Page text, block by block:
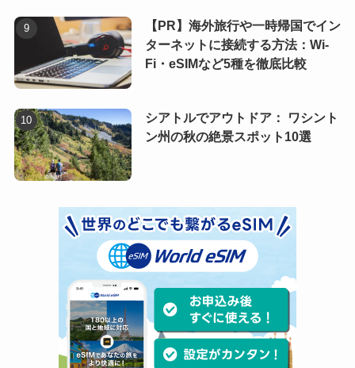
【PR】海外旅行や一時帰国でイン
ターネットに接続する方法：Wi-
Fi・eSIMなど5種を徹底比較
シアトルでアウトドア： ワシント
ン州の秋の絶景スポット10選